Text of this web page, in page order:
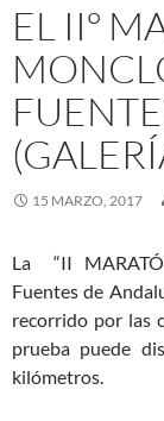
EL IIº
15 MARZO, 2017
La “II
Fuentes de
recorrido por las
prueba puede
kilómetros.